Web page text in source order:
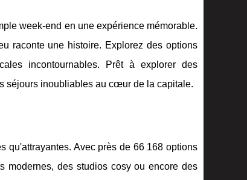
week-end en une expérience mémorable.
raconte une histoire. Explorez des options
incontournables. Prêt à explorer des
séjours inoubliables au cœur de la capitale.
qu'attrayantes. Avec près de 66 168 options
modernes, des studios cosy ou encore des